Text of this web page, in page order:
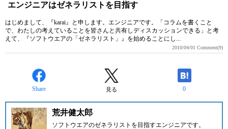
エンジニアはゼネラリストを目指す
はじめまして、『karai』と申します。エンジニアです。「コラムを書くこと
で、わたしの考えていることを皆さんと共有しディスカッションできる」と考
えて、『ソフトウエアの「ゼネラリスト」』を始めることにし...
2010/04/01 Comment(9)
Share 見る 0
荒井健太郎
ソフトウエアのゼネラリストを目指すエンジニアです。